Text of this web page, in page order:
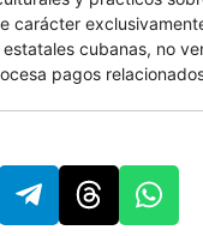
carácter
cubanas, no
pagos